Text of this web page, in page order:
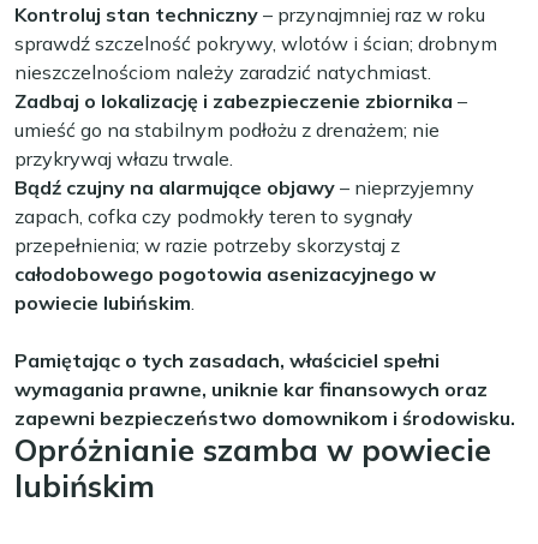
Kontroluj stan techniczny – przynajmniej raz w roku
sprawdź szczelność pokrywy, wlotów i ścian; drobnym
nieszczelnościom należy zaradzić natychmiast.
Zadbaj o lokalizację i zabezpieczenie zbiornika –
umieść go na stabilnym podłożu z drenażem; nie
przykrywaj włazu trwale.
Bądź czujny na alarmujące objawy – nieprzyjemny
zapach, cofka czy podmokły teren to sygnały
przepełnienia; w razie potrzeby skorzystaj z
całodobowego pogotowia asenizacyjnego w
powiecie lubińskim.
Pamiętając o tych zasadach, właściciel spełni
wymagania prawne, uniknie kar finansowych oraz
zapewni bezpieczeństwo domownikom i środowisku.
Opróżnianie szamba w powiecie
lubińskim